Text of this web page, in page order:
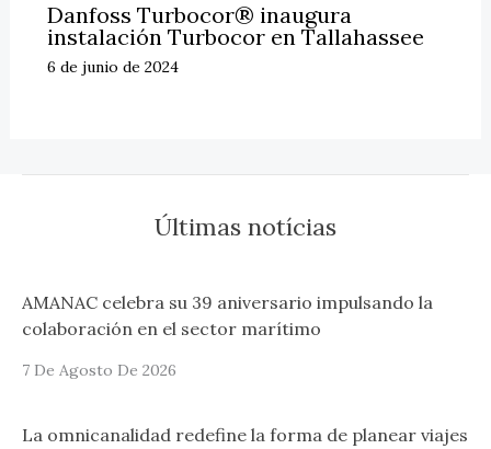
Danfoss Turbocor® inaugura
instalación Turbocor en Tallahassee
6 de junio de 2024
Últimas notícias
AMANAC celebra su 39 aniversario impulsando la
colaboración en el sector marítimo
7 De Agosto De 2026
La omnicanalidad redefine la forma de planear viajes